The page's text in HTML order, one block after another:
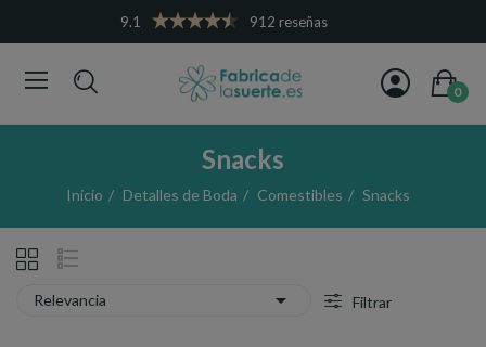
9.1 912 reseñas
0
Snacks
Inicio Detalles de Boda Comestibles Snacks
Relevancia  Filtrar